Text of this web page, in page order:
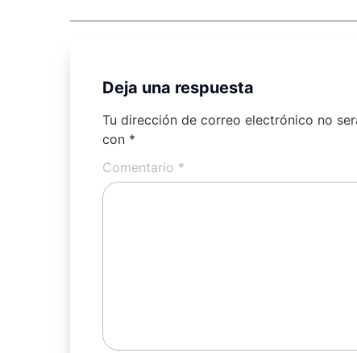
Deja una respuesta
Tu dirección de correo electrónico no
con *
Comentario *